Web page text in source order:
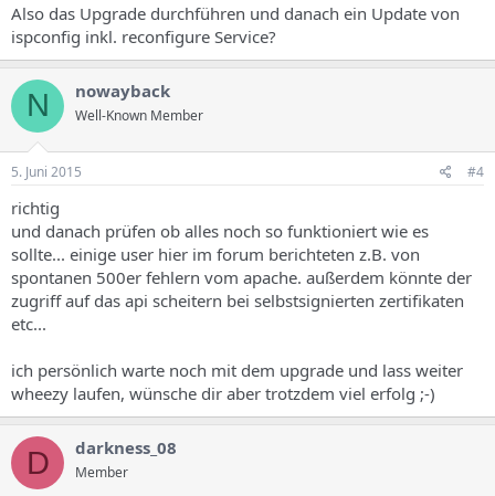
Also das Upgrade durchführen und danach ein Update von
ispconfig inkl. reconfigure Service?
N nowayback
Well-Known Member
5. Juni 2015 #4
richtig
und danach prüfen ob alles noch so funktioniert wie es
sollte... einige user hier im forum berichteten z.B. von
spontanen 500er fehlern vom apache. außerdem könnte der
zugriff auf das api scheitern bei selbstsignierten zertifikaten
etc...
ich persönlich warte noch mit dem upgrade und lass weiter
wheezy laufen, wünsche dir aber trotzdem viel erfolg ;-)
D darkness_08
Member